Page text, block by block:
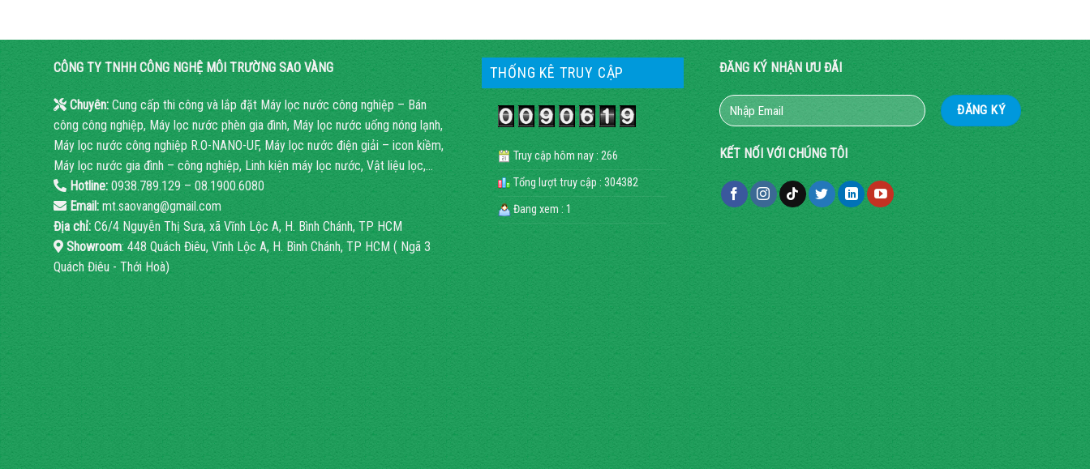
CÔNG TY TNHH CÔNG NGHỆ MÔI TRƯỜNG SAO VÀNG
Chuyên: Cung cấp thi công và lắp đặt Máy lọc nước công nghiệp – Bán
công công nghiệp, Máy lọc nước phèn gia đình, Máy lọc nước uống nóng lạnh,
Máy lọc nước công nghiệp R.O-NANO-UF, Máy lọc nước điện giải – icon kiềm,
Máy lọc nước gia đình – công nghiệp, Linh kiện máy lọc nước, Vật liệu lọc,…
Hotline:0938.789.129 – 08.1900.6080
Email:mt.saovang@gmail.com
Địa chỉ: C6/4 Nguyễn Thị Sưa, xã Vĩnh Lộc A, H. Bình Chánh, TP HCM
Showroom: 448 Quách Điêu, Vĩnh Lộc A, H. Bình Chánh, TP HCM ( Ngã 3
Quách Điêu - Thới Hoà)
THỐNG KÊ TRUY CẬP
Truy cập hôm nay : 266
Tổng lượt truy cập : 304382
Đang xem : 1
ĐĂNG KÝ NHẬN ƯU ĐÃI
KẾT NỐI VỚI CHÚNG TÔI